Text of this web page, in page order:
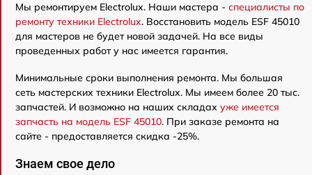
Мы ремонтируем Electrolux. Наши мастера - специалисты по
ремонту техники Electrolux. Восстановить модель ESF 45010
для мастеров не будет новой задачей. На все виды
проведенных работ у нас имеется гарантия.
Минимальные сроки выполнения ремонта. Мы большая
сеть мастерских техники Electrolux. Мы имеем более 20 тыс.
запчастей. И возможно на наших складах уже имеется
запчасть на модель ESF 45010. При заказе ремонта на
сайте - предоставляется скидка -25%.
Знаем свое дело